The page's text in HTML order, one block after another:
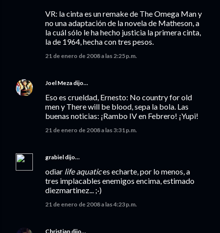
VR: la cinta es un remake de The Omega Man y
no una adaptación de la novela de Matheson, a
la cuál sólo le ha hecho justicia la primera cinta,
la de 1964, hecha con tres pesos.
21 de enero de 2008 a las 2:25 p.m.
Joel Meza dijo…
Eso es crueldad, Ernesto: No country for old
men y There will be blood, sepa la bola. Las
buenas noticias: ¡Rambo IV en Febrero! ¡Yupi!
21 de enero de 2008 a las 3:31 p.m.
grabiel dijo…
odiar life aquatices echarte, por lo menos, a
tres implacables enemigos encima, estimado
diezmartinez... ;·)
21 de enero de 2008 a las 4:23 p.m.
Christian dijo…